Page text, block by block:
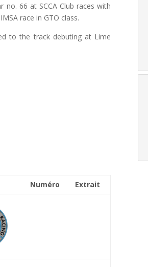
66 at SCCA Club races with
race in GTO class.
to the track debuting at Lime
Numéro Extrait